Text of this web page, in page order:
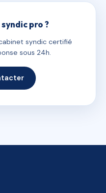
pro ?
syndic certifié
sous 24h.